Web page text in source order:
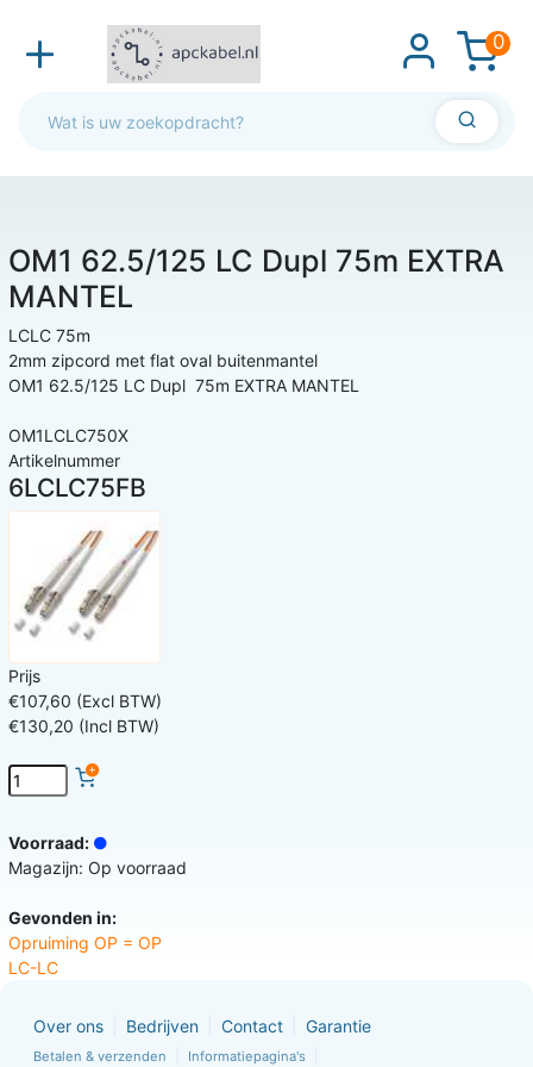
0
OM1 62.5/125 LC Dupl 75m EXTRA
MANTEL
LCLC 75m
2mm zipcord met flat oval buitenmantel
OM1 62.5/125 LC Dupl 75m EXTRA MANTEL
OM1LCLC750X
Artikelnummer
6LCLC75FB
Prijs
€107,60 (Excl BTW)
€130,20 (Incl BTW)
Voorraad:
Magazijn: Op voorraad
Gevonden in:
Opruiming OP = OP
LC-LC
Over ons Bedrijven Contact Garantie
Betalen & verzenden Informatiepagina's